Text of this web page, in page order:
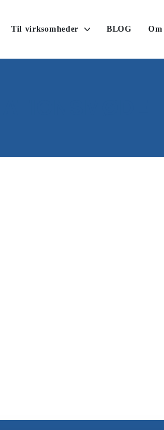
Til virksomheder BLOG